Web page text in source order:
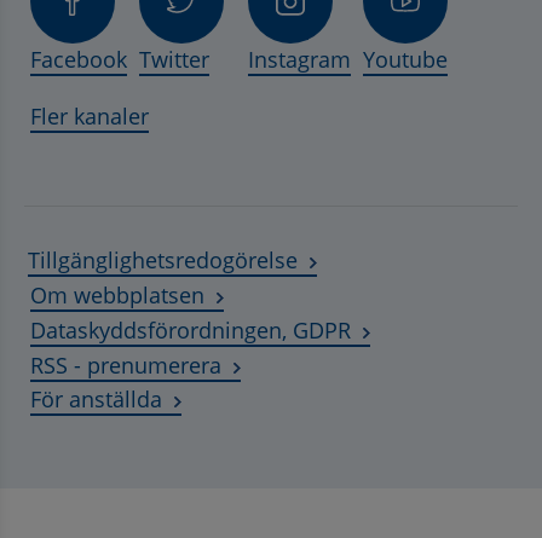
Facebook Twitter Instagram Youtube
Fler kanaler
Tillgänglighetsredogörelse
Om webbplatsen
Dataskyddsförordningen, GDPR
RSS - prenumerera
För anställda Länk till annan webbplats, öppnas i